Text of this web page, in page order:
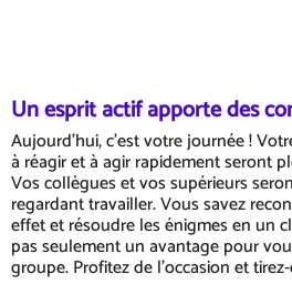
Un esprit actif apporte des
Aujourd'hui, c'est votre journée !
à réagir et à agir rapidement seront
Vos collègues et vos supérieurs
regardant travailler. Vous savez
effet et résoudre les énigmes en un
pas seulement un avantage pour
groupe. Profitez de l'occasion et